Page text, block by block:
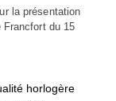
la présentation
du 15
horlogère